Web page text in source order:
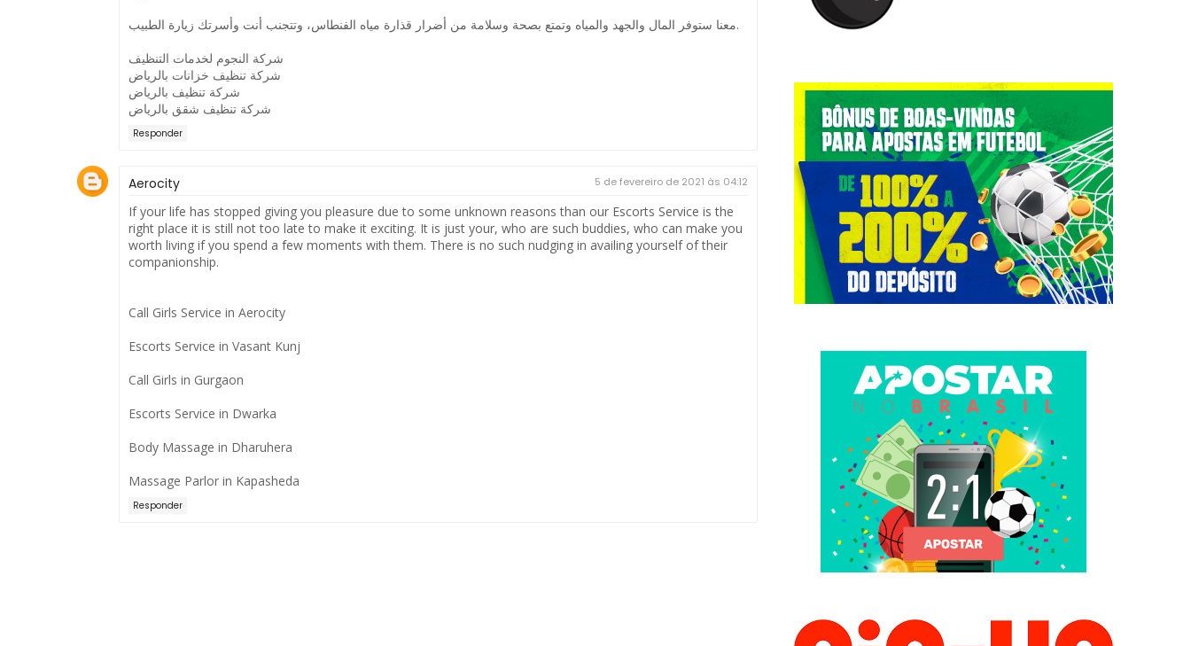
معنا ستوفر المال والجهد والمياه وتمتع بصحة وسلامة من أضرار قذارة مياه الفنطاس، وتتجنب أنت وأسرتك زيارة الطبيب.
شركة النجوم لخدمات التنظيف
شركة تنظيف خزانات بالرياض
شركة تنظيف بالرياض
شركة تنظيف شقق بالرياض
Responder
Aerocity 5 de fevereiro de 2021 às 04:12
If your life has stopped giving you pleasure due to some unknown reasons than our Escorts Service is the
right place it is still not too late to make it exciting. It is just your, who are such buddies, who can make you
worth living if you spend a few moments with them. There is no such nudging in availing yourself of their
companionship.
Call Girls Service in Aerocity
Escorts Service in Vasant Kunj
Call Girls in Gurgaon
Escorts Service in Dwarka
Body Massage in Dharuhera
Massage Parlor in Kapasheda
Responder